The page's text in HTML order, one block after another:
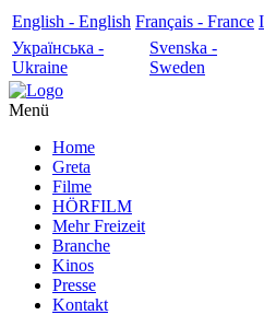
English - English Français - France
Українська -
Ukraine
Svenska -
Sweden
Menü
Home
Greta
Filme
HÖRFILM
Mehr Freizeit
Branche
Kinos
Presse
Kontakt